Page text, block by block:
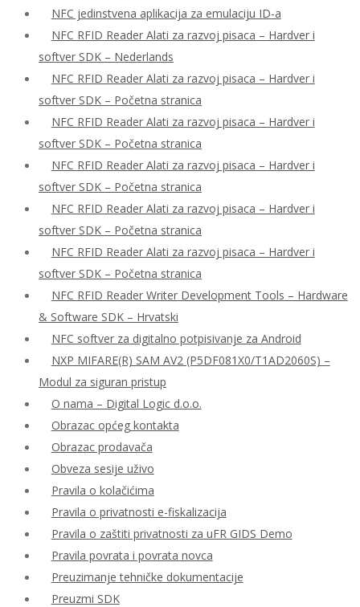
NFC jedinstvena aplikacija za emulaciju ID-a
NFC RFID Reader Alati za razvoj pisaca – Hardver i
softver SDK – Nederlands
NFC RFID Reader Alati za razvoj pisaca – Hardver i
softver SDK – Početna stranica
NFC RFID Reader Alati za razvoj pisaca – Hardver i
softver SDK – Početna stranica
NFC RFID Reader Alati za razvoj pisaca – Hardver i
softver SDK – Početna stranica
NFC RFID Reader Alati za razvoj pisaca – Hardver i
softver SDK – Početna stranica
NFC RFID Reader Alati za razvoj pisaca – Hardver i
softver SDK – Početna stranica
NFC RFID Reader Writer Development Tools – Hardware
& Software SDK – Hrvatski
NFC softver za digitalno potpisivanje za Android
NXP MIFARE(R) SAM AV2 (P5DF081X0/T1AD2060S) –
Modul za siguran pristup
O nama – Digital Logic d.o.o.
Obrazac općeg kontakta
Obrazac prodavača
Obveza sesije uživo
Pravila o kolačićima
Pravila o privatnosti e-fiskalizacija
Pravila o zaštiti privatnosti za uFR GIDS Demo
Pravila povrata i povrata novca
Preuzimanje tehničke dokumentacije
Preuzmi SDK